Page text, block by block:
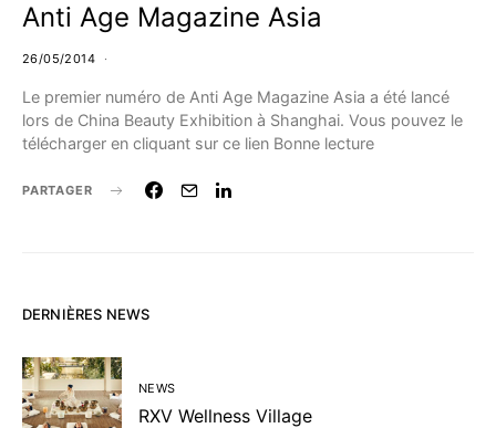
Anti Age Magazine Asia
26/05/2014
Le premier numéro de Anti Age Magazine Asia a été lancé
lors de China Beauty Exhibition à Shanghai. Vous pouvez le
télécharger en cliquant sur ce lien Bonne lecture
PARTAGER
DERNIÈRES NEWS
NEWS
RXV Wellness Village